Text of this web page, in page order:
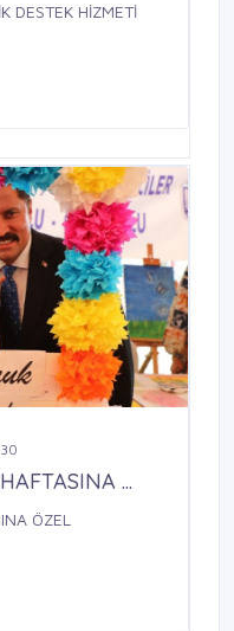
DESTEK HİZMETİ
...
ÖZEL